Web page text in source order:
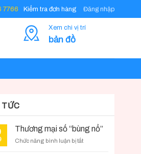
7766 Kiểm tra đơn hàng Đăng nhập
Xem chi vị trí
bản đồ
TỨC
Thương mại số “bùng nổ”
Chức năng bình luận bị tắtở